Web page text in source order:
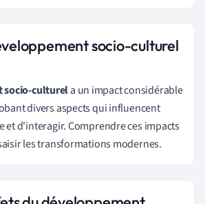
socio-culturel
socio-culturela un impact considérable
divers aspects qui influencent
et d'interagir. Comprendre ces impacts
les transformations modernes.